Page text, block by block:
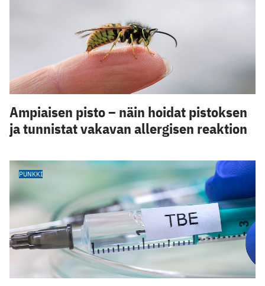
Ampiaisen pisto – näin hoidat pistoksen
ja tunnistat vakavan allergisen reaktion
PUNKKI